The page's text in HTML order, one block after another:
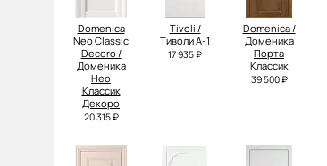
Domenica
Neo Classic
Decoro /
Доменика
Нео
Классик
Декоро
20 315 ₽
Tivoli /
Тиволи А-1
17 935 ₽
Domenica /
Доменика
Порта
Классик
39 500 ₽